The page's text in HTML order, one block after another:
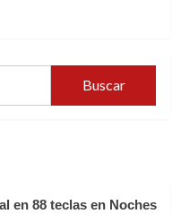
en 88 teclas en Noches